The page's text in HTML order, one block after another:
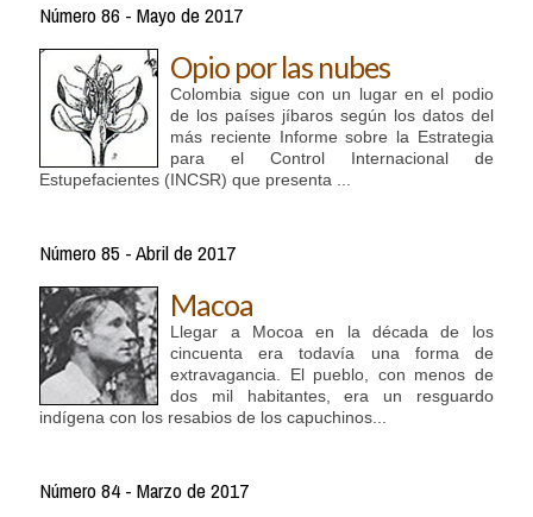
Número 86 - Mayo de 2017
Opio por las nubes
Colombia sigue con un lugar en el podio
de los países jíbaros según los datos del
más reciente Informe sobre la Estrategia
para el Control Internacional de
Estupefacientes (INCSR) que presenta ...
Número 85 - Abril de 2017
Macoa
Llegar a Mocoa en la década de los
cincuenta era todavía una forma de
extravagancia. El pueblo, con menos de
dos mil habitantes, era un resguardo
indígena con los resabios de los capuchinos...
Número 84 - Marzo de 2017